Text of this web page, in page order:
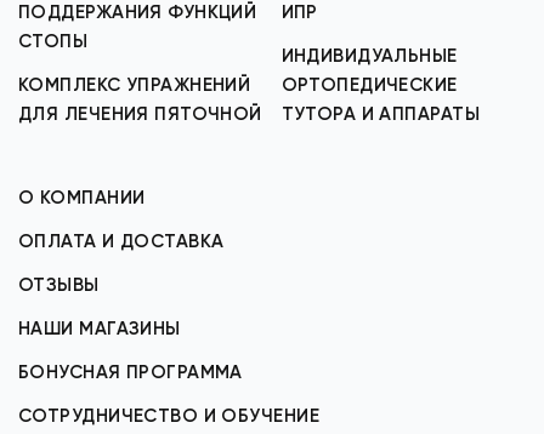
ПОДДЕРЖАНИЯ ФУНКЦИЙ
СТОПЫ
КОМПЛЕКС УПРАЖНЕНИЙ
ДЛЯ ЛЕЧЕНИЯ ПЯТОЧНОЙ
ИПР
ИНДИВИДУАЛЬНЫЕ
ОРТОПЕДИЧЕСКИЕ
ТУТОРА И АППАРАТЫ
О КОМПАНИИ
ОПЛАТА И ДОСТАВКА
ОТЗЫВЫ
НАШИ МАГАЗИНЫ
БОНУСНАЯ ПРОГРАММА
СОТРУДНИЧЕСТВО И ОБУЧЕНИЕ